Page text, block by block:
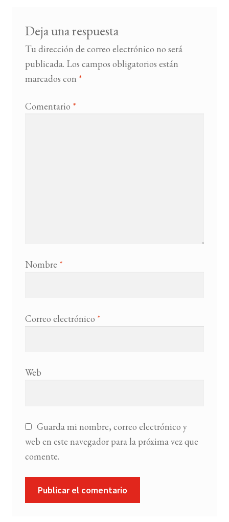
Deja una respuesta
Tu dirección de correo electrónico no será
publicada. Los campos obligatorios están
marcados con *
Comentario *
Nombre *
Correo electrónico *
Web
Guarda mi nombre, correo electrónico y
web en este navegador para la próxima vez que
comente.